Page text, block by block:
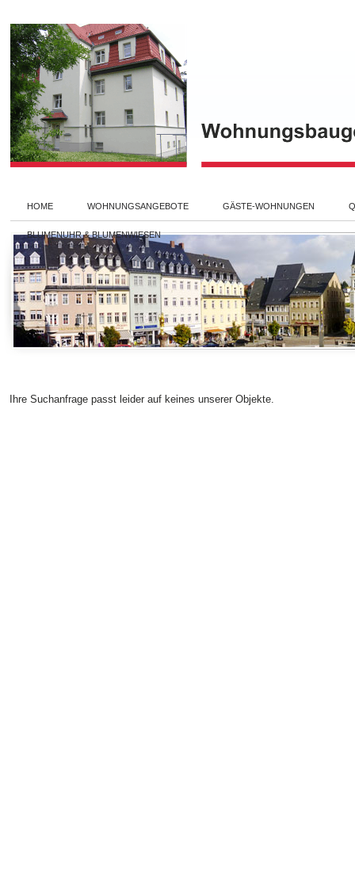
HOME WOHNUNGSANGEBOTE GÄSTE-WOHNUNGEN
BLUMENUHR & BLUMENWIESEN
Ihre Suchanfrage passt leider auf keines unserer Objekte.